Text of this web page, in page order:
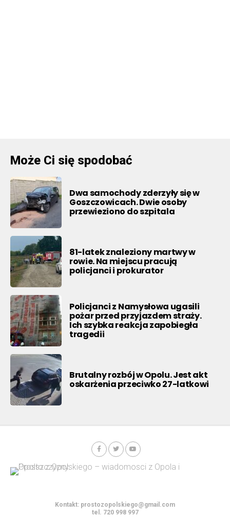
Może Ci się spodobać
Dwa samochody zderzyły się w
Goszczowicach. Dwie osoby
przewieziono do szpitala
81-latek znaleziony martwy w
rowie. Na miejscu pracują
policjanci i prokurator
Policjanci z Namysłowa ugasili
pożar przed przyjazdem straży.
Ich szybka reakcja zapobiegła
tragedii
Brutalny rozbój w Opolu. Jest akt
oskarżenia przeciwko 27-latkowi
Kontakt: prostozopolskiego@gmail.com
tel. 720 998 997